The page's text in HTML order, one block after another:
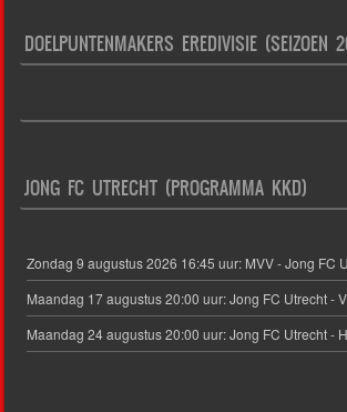
DOELPUNTENMAKERS EREDIVISIE
JONG FC UTRECHT (PROGRAMMA KKD)
Zondag 9 augustus 2026 16:45 uur: MVV - Jong FC
Maandag 17 augustus 20:00 uur: Jong FC Utrecht -
Maandag 24 augustus 20:00 uur: Jong FC Utrecht -